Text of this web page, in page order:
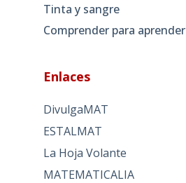
Tinta y sangre
Comprender para aprender
Enlaces
DivulgaMAT
ESTALMAT
La Hoja Volante
MATEMATICALIA